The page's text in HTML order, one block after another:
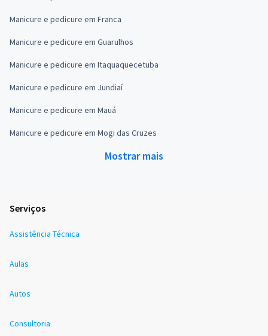
Manicure e pedicure em Franca
Manicure e pedicure em Guarulhos
Manicure e pedicure em Itaquaquecetuba
Manicure e pedicure em Jundiaí
Manicure e pedicure em Mauá
Manicure e pedicure em Mogi das Cruzes
Mostrar mais
Serviços
Assistência Técnica
Aulas
Autos
Consultoria